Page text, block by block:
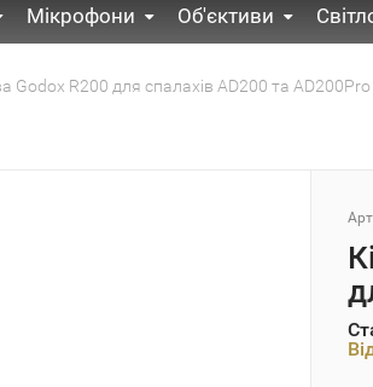
Мікрофони Об'єктиви
Godox R200 для спалахів AD200 та AD200Pro